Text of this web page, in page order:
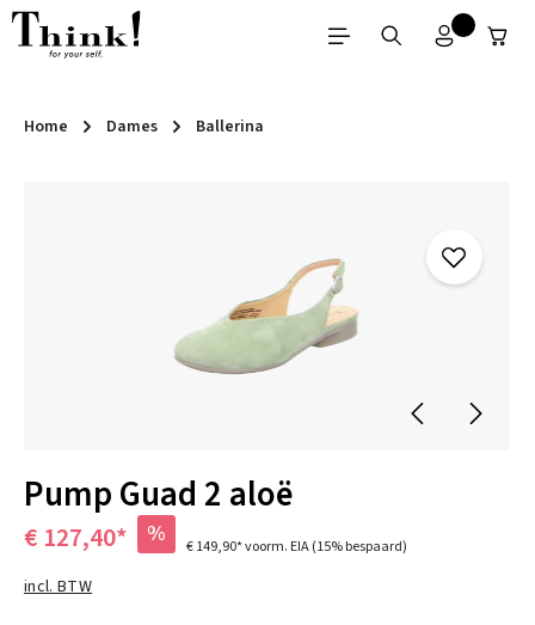
Ga naar de hoofdinhoud
Home Dames Ballerina
Pump Guad 2 aloë
€ 127,40* % € 149,90*voorm. EIA(15% bespaard)
incl. BTW